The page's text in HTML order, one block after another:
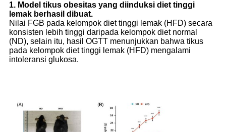
1. Model tikus obesitas yang diinduksi diet tinggi
lemak berhasil dibuat.
Nilai FGB pada kelompok diet tinggi lemak (HFD) secara
konsisten lebih tinggi daripada kelompok diet normal
(ND), selain itu, hasil OGTT menunjukkan bahwa tikus
pada kelompok diet tinggi lemak (HFD) mengalami
intoleransi glukosa.